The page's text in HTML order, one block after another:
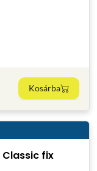
Kosárba
fix